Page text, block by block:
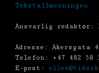
Tekstallmenningen
Ansvarlig redaktør:
Adresse: Akersgata
Telefon: +47 482 58
E-post: